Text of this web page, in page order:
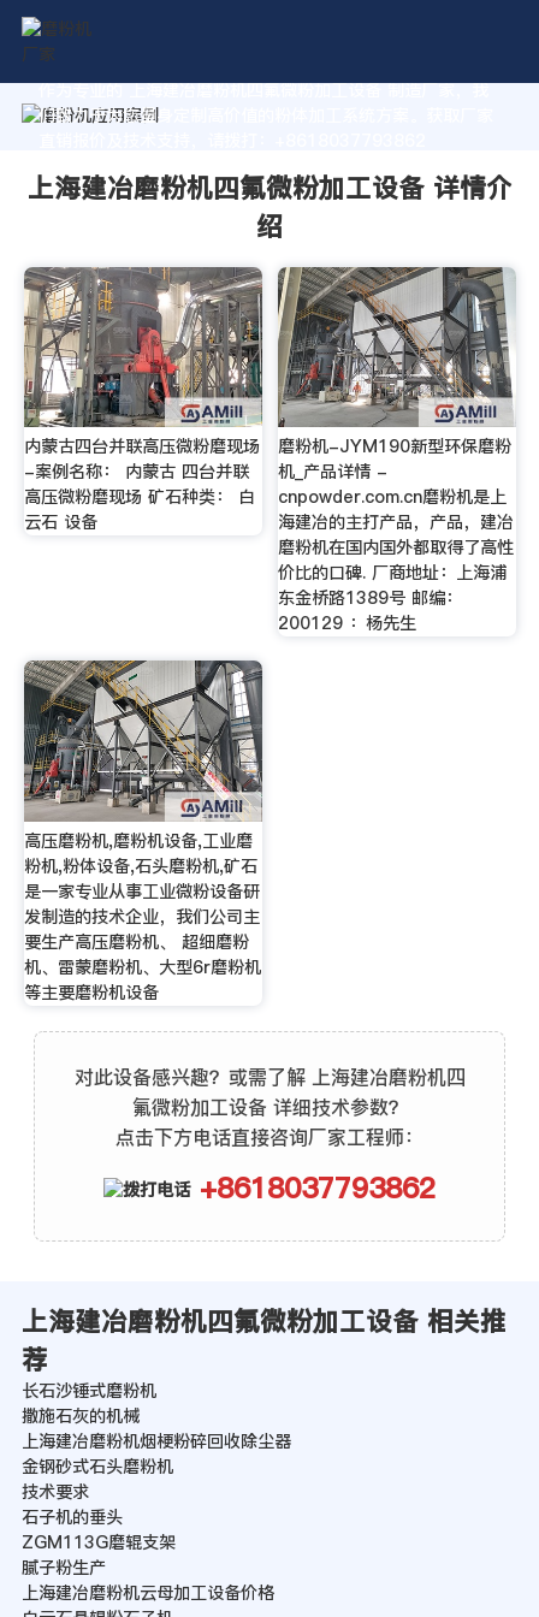
作为专业的 上海建冶磨粉机四氟微粉加工设备 制造厂家，我
们致力于为您量身定制高价值的粉体加工系统方案。获取厂家
上海建冶磨粉机四氟微粉加工设备 详情介
绍
内蒙古四台并联高压微粉磨现场
-案例名称： 内蒙古 四台并联
高压微粉磨现场 矿石种类： 白
云石 设备
磨粉机-JYM190新型环保磨粉
机_产品详情 -
cnpowder.com.cn磨粉机是上
海建冶的主打产品，产品，建冶
磨粉机在国内国外都取得了高性
价比的口碑. 厂商地址：上海浦
东金桥路1389号 邮编：
200129 ：杨先生
高压磨粉机,磨粉机设备,工业磨
粉机,粉体设备,石头磨粉机,矿石
是一家专业从事工业微粉设备研
发制造的技术企业，我们公司主
要生产高压磨粉机、 超细磨粉
机、雷蒙磨粉机、大型6r磨粉机
等主要磨粉机设备
对此设备感兴趣？或需了解 上海建冶磨粉机四
氟微粉加工设备 详细技术参数？
点击下方电话直接咨询厂家工程师：
+8618037793862
上海建冶磨粉机四氟微粉加工设备 相关推
荐
长石沙锤式磨粉机
撒施石灰的机械
上海建冶磨粉机烟梗粉碎回收除尘器
金钢砂式石头磨粉机
技术要求
石子机的垂头
ZGM113G磨辊支架
腻子粉生产
上海建冶磨粉机云母加工设备价格